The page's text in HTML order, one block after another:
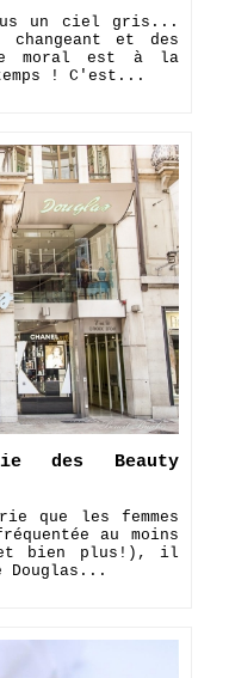
un ciel gris...
changeant et des
moral est à la
! C'est...
des Beauty
que les femmes
au moins
bien plus!), il
Douglas...